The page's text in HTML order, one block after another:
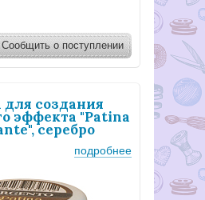
Сообщить о поступлении
создания
эффекта "Patina
серебро
подробнее